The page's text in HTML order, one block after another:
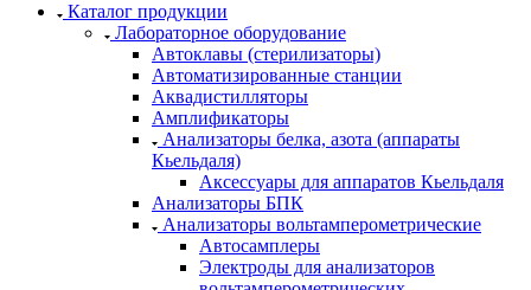
Каталог продукции
Лабораторное оборудование
Автоклавы (стерилизаторы)
Автоматизированные станции
Аквадистилляторы
Амплификаторы
Анализаторы белка, азота (аппараты
Кьельдаля)
Аксессуары для аппаратов Кьельдаля
Анализаторы БПК
Анализаторы вольтамперометрические
Автосамплеры
Электроды для анализаторов